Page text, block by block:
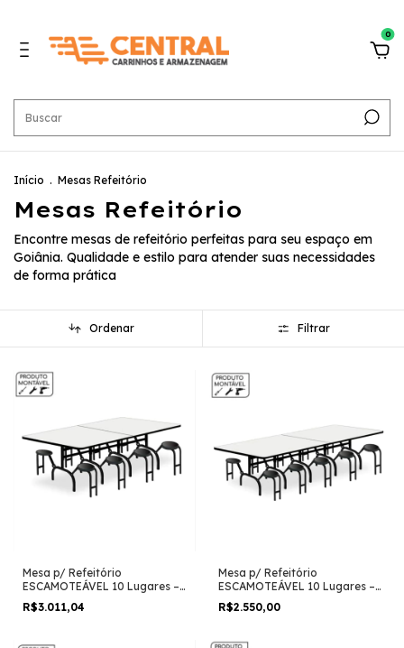
0
Início . Mesas Refeitório
Mesas Refeitório
Encontre mesas de refeitório perfeitas para seu espaço em
Goiânia. Qualidade e estilo para atender suas necessidades
de forma prática
Ordenar Filtrar
Mesa p/ Refeitório
ESCAMOTEÁVEL 10 Lugares –
MDP BRANCO DE 25 MM 50048
R$3.011,04
Mesa p/ Refeitório
ESCAMOTEÁVEL 10 Lugares –
MDP BRANCO DE 25 MM
R$2.550,00